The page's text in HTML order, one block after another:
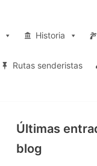
Historia
Rutas senderistas
Últimas
blog